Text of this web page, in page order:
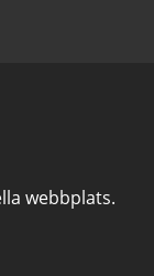
webbplats.